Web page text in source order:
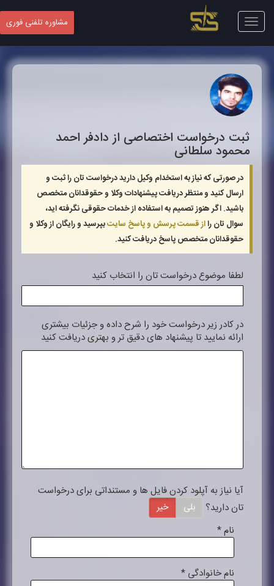
Toggle
navigation
مشاوره تلفنی فوری
ثبت درخواست اختصاصی از دادفراحمد
محمود سلطانی
در صورتی که نیاز به استخدام وکیل دارید درخواست تان را ثبت و
ارسال کنید و منتظر دریافت پیشنهادات وکلا و حقوقدانان متخصص
باشید. اگر هنوز تصمیم به استفاده از خدمات حقوقی نگرفته اید،
سوال تان رااز قسمت پرسش و پاسخ سایتبپرسید و رایگان از وکلا و
حقوقدانان متخصص پاسخ دریافت کنید.
لطفا موضوع درخواست تان را انتخاب کنید
در کادر زیر درخواست خود را شرح داده و جزئیات بیشتری
ارائه نمایید تا پیشنهاد های دقیق تر و بهتری دریافت کنید
آیا نیاز به آپلود کردن فایل ها و مستنداتی برای درخواست
تان دارید؟
بلی خیر
نام*
نام خانوادگی *